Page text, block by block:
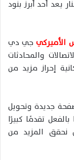
يعد أحد أبرز بنود
الأميركي جي دي
والمحادثات
إحراز مزيد من
جديدة وتحويل
تقدمًا كبيرًا
نحقق المزيد من